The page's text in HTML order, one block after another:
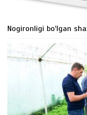
Nogironligi bo'lgan